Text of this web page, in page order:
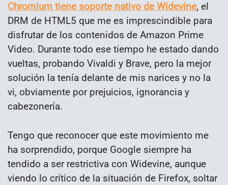
Chromium tiene soporte nativo de Widevine, el
DRM de HTML5 que me es imprescindible para
disfrutar de los contenidos de Amazon Prime
Video. Durante todo ese tiempo he estado dando
vueltas, probando Vivaldi y Brave, pero la mejor
solución la tenía delante de mis narices y no la
vi, obviamente por prejuicios, ignorancia y
cabezonería.
Tengo que reconocer que este movimiento me
ha sorprendido, porque Google siempre ha
tendido a ser restrictiva con Widevine, aunque
viendo lo crítico de la situación de Firefox, soltar